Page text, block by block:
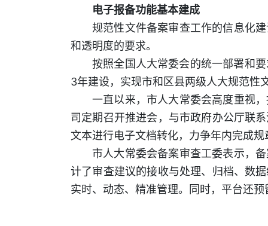
电子报备功能基本建成
规范性文件备案审查工作的信息化
和透明度的要求。
按照全国人大常委会的统一部署和
3年建设，实现市和区县两级人大规范
一直以来，市人大常委会高度重视
司定期召开推进会，与市政府办公厅联
文本进行电子文档转化，力争年内完成
市人大常委会备案审查工委表示，
计了审查建议的接收与处理、归档、数
实时、动态、精准管理。同时，平台还